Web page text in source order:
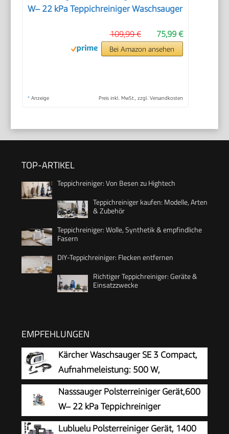
W– 22 kPa Teppichreiniger Waschsauger
75,99 €
109,99 €
Bei Amazon ansehen
* Anzeige Preis inkl. MwSt., zzgl. Versandkosten
TOP-ARTIKEL
Teppichreiniger: Von Besen zu Hightech
Teppichreiniger kaufen: Modelle, Arten
& Zubehör
Teppichreiniger: Wolle, Synthetik & empfindliche
Fasern
DIY-Teppichreiniger: Flecken entfernen
Richtiger Teppichreiniger: Geräte &
Einsatzzwecke
EMPFEHLUNGEN
Kärcher Waschsauger SE 3 Compact,
Aufnahmeleistung: 500 W,
Frischwassertank: 1,7 l, Fläche: 2,76
m2, Gewicht: 4,1 kg, Sprühsaugschlauch,
Waschpolsterdüse und Waschfugendüse, Weiß
Nasssauger Polsterreiniger Gerät,600
W– 22 kPa Teppichreiniger
Waschsauger
Lubluelu Polsterreiniger Gerät, 1400